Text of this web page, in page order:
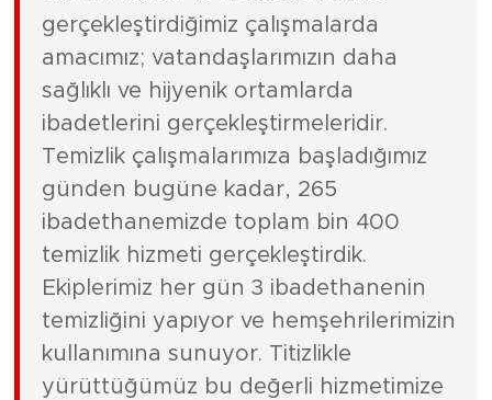
gerçekleştirdiğimiz çalışmalarda
amacımız; vatandaşlarımızın daha
sağlıklı ve hijyenik ortamlarda
ibadetlerini gerçekleştirmeleridir.
Temizlik çalışmalarımıza başladığımız
günden bugüne kadar, 265
ibadethanemizde toplam bin 400
temizlik hizmeti gerçekleştirdik.
Ekiplerimiz her gün 3 ibadethanenin
temizliğini yapıyor ve hemşehrilerimizin
kullanımına sunuyor. Titizlikle
yürüttüğümüz bu değerli hizmetimize